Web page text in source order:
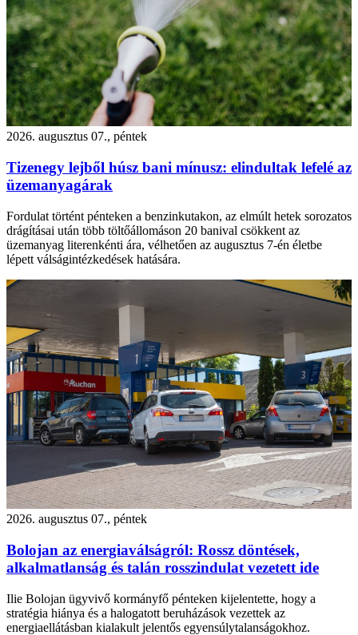
2026. augusztus 07., péntek
Tizenegy lejből húsz bani mínusz: elindultak lefelé az
üzemanyagárak
Fordulat történt pénteken a benzinkutakon, az elmúlt hetek sorozatos
drágításai után több töltőállomáson 20 banival csökkent az
üzemanyag literenkénti ára, vélhetően az augusztus 7-én életbe
lépett válságintézkedések hatására.
2026. augusztus 07., péntek
Bolojan az energiaválságról: Rossz döntések,
alkalmatlanság és talán rosszindulat vezetett ide
Ilie Bolojan ügyvivő kormányfő pénteken kijelentette, hogy a
stratégia hiánya és a halogatott beruházások vezettek az
energiaellátásban kialakult jelentős egyensúlytalanságokhoz.